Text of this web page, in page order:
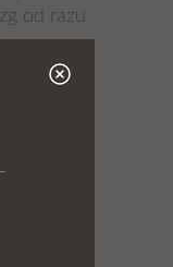
od razu
do
własne
co